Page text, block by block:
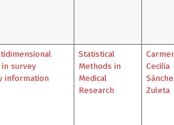
survey
information
Statistical
Methods in
Medical
Research
Cecilia
Zuleta